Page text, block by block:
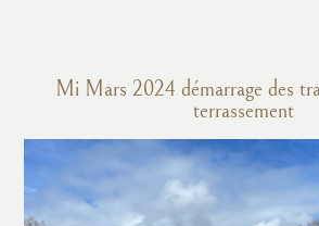
Mi Mars 2024 démarrage des
terrassement